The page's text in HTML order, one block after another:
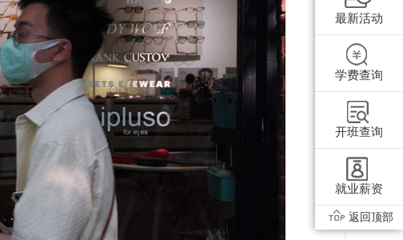
最新活动
学费查询
开班查询
就业薪资
返回顶部